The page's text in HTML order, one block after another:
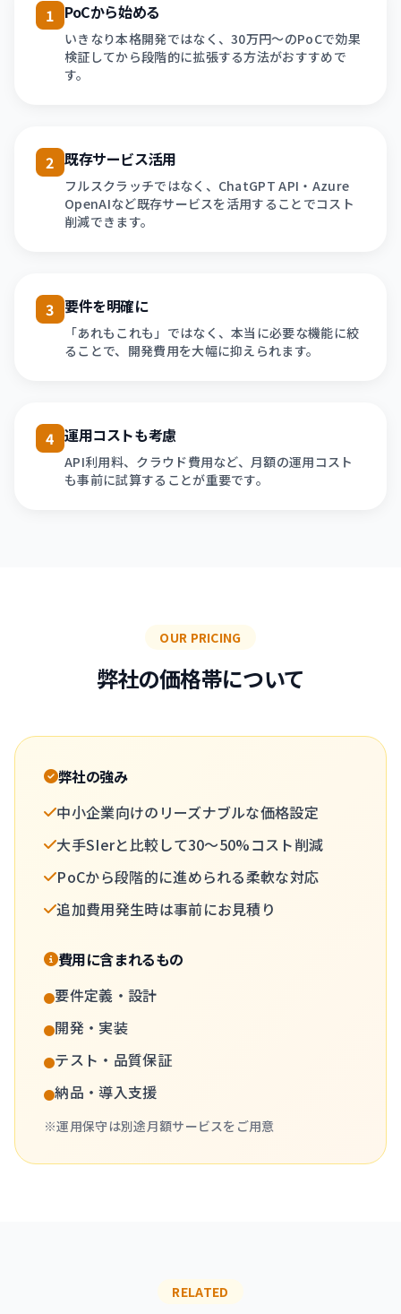
1 PoCから始める
いきなり本格開発ではなく、30万円〜のPoCで効果
検証してから段階的に拡張する方法がおすすめで
す。
2 既存サービス活用
フルスクラッチではなく、ChatGPT API・Azure
OpenAIなど既存サービスを活用することでコスト
削減できます。
3 要件を明確に
「あれもこれも」ではなく、本当に必要な機能に絞
ることで、開発費用を大幅に抑えられます。
4 運用コストも考慮
API利用料、クラウド費用など、月額の運用コスト
も事前に試算することが重要です。
OUR PRICING
弊社の価格帯について
弊社の強み
中小企業向けのリーズナブルな価格設定
大手SIerと比較して30〜50%コスト削減
PoCから段階的に進められる柔軟な対応
追加費用発生時は事前にお見積り
費用に含まれるもの
要件定義・設計
開発・実装
テスト・品質保証
納品・導入支援
※運用保守は別途月額サービスをご用意
RELATED